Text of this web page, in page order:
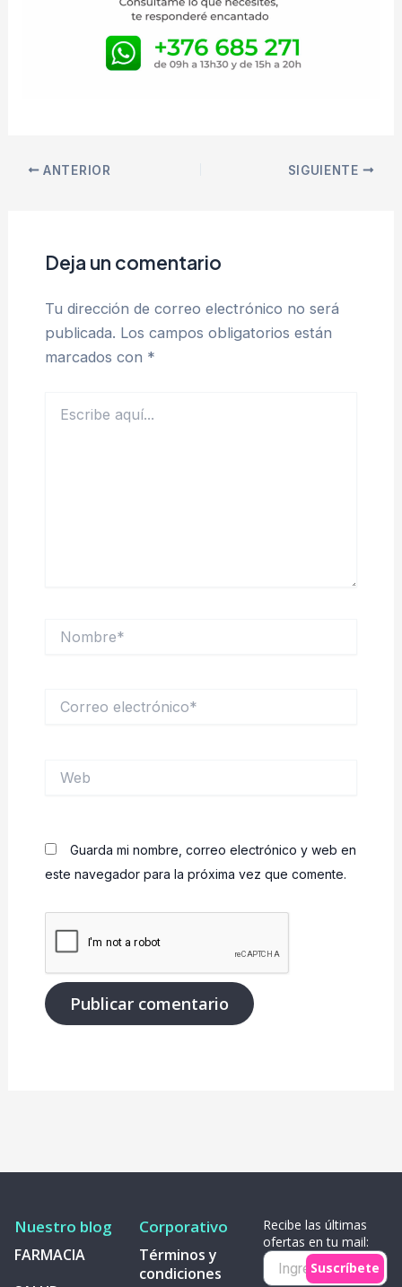
ANTERIOR SIGUIENTE
Deja un comentario
Tu dirección de correo electrónico no será
publicada. Los campos obligatorios están
marcados con *
aquí...
electrónico*
Guarda mi nombre, correo electrónico y web en
este navegador para la próxima vez que comente.
Nuestro blog
FARMACIA
Corporativo
Términos y
condiciones
Recibe las últimas
ofertas en tu mail:
Recibe
las
Suscríbete